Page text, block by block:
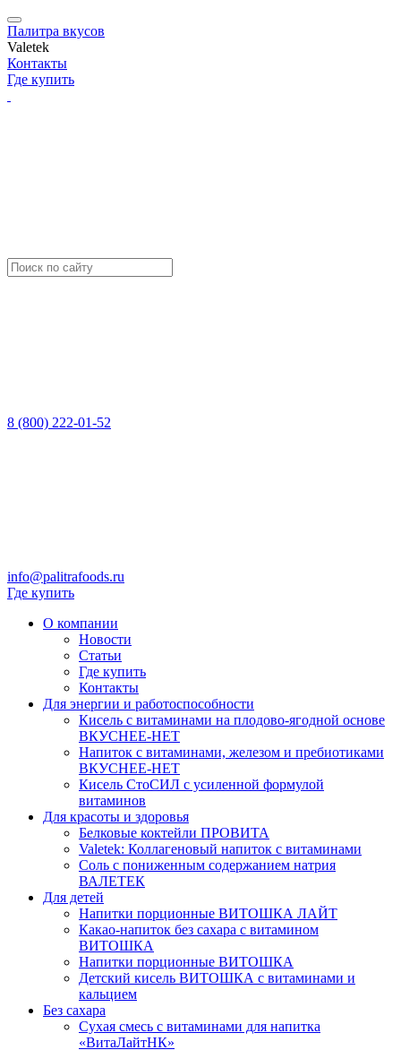
Палитра вкусов
Valetek
Контакты
Где купить
8 (800) 222-01-52
info@palitrafoods.ru
Где купить
О компании
Новости
Статьи
Где купить
Контакты
Для энергии и работоспособности
Кисель с витаминами на плодово-ягодной основе
ВКУСНЕЕ-НЕТ
Напиток с витаминами, железом и пребиотиками
ВКУСНЕЕ-НЕТ
Кисель СтоСИЛ с усиленной формулой
витаминов
Для красоты и здоровья
Белковые коктейли ПРОВИТА
Valetek: Коллагеновый напиток с витаминами
Соль с пониженным содержанием натрия
ВАЛЕТЕК
Для детей
Напитки порционные ВИТОШКА ЛАЙТ
Какао-напиток без сахара с витамином
ВИТОШКА
Напитки порционные ВИТОШКА
Детский кисель ВИТОШКА с витаминами и
кальцием
Без сахара
Сухая смесь с витаминами для напитка
«ВитаЛайтНК»